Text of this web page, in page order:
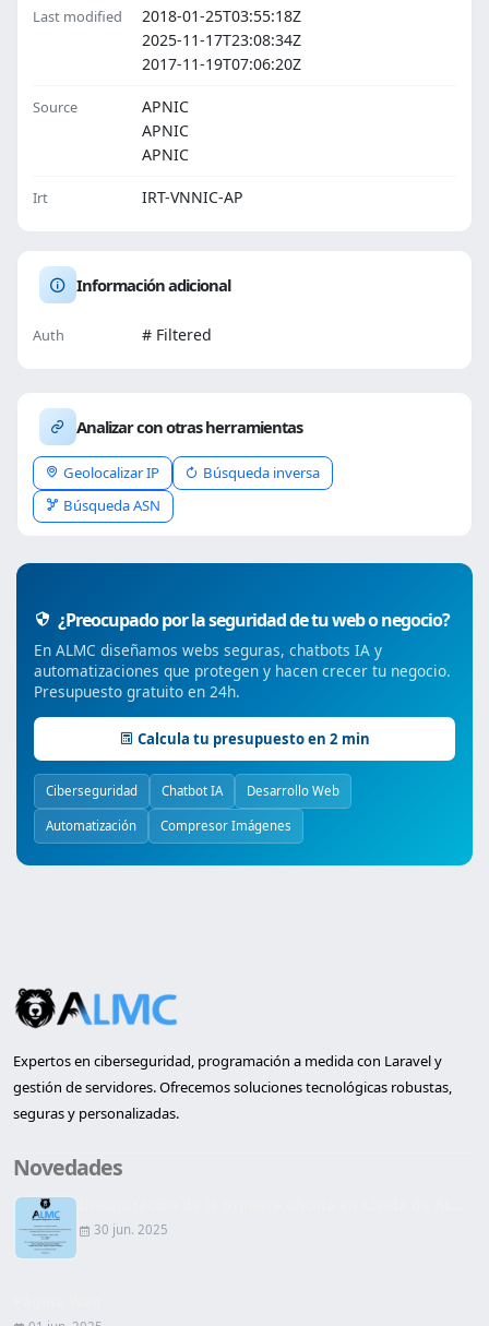
Last modified
2018-01-25T03:55:18Z
2025-11-17T23:08:34Z
2017-11-19T07:06:20Z
Source
APNIC
APNIC
APNIC
Irt IRT-VNNIC-AP
Información adicional
Auth # Filtered
Analizar con otras herramientas
Geolocalizar IP
Búsqueda inversa
Búsqueda ASN
¿Preocupado por la seguridad de tu web o negocio?
En ALMC diseñamos webs seguras, chatbots IA y
automatizaciones que protegen y hacen crecer tu negocio.
Presupuesto gratuito en 24h.
Calcula tu presupuesto en 2 min
Ciberseguridad Chatbot IA Desarrollo Web
Automatización Compresor Imágenes
Expertos en ciberseguridad, programación a medida con Laravel y
gestión de servidores. Ofrecemos soluciones tecnológicas robustas,
seguras y personalizadas.
Novedades
30 jun. 2025